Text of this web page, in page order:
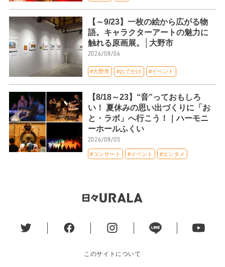
【～9/23】一枚の絵から広がる物
語。キャラクターアートの魅力に
触れる原画展。│大野市
2026/08/06
#大野市 #おでかけ #イベント
【8/18～23】“音”っておもしろ
い！ 夏休みの思い出づくりに「お
と・ラボ」へ行こう！｜ハーモニ
ーホールふくい
2026/08/05
#コンサート #イベント #エンタメ
このサイトについて